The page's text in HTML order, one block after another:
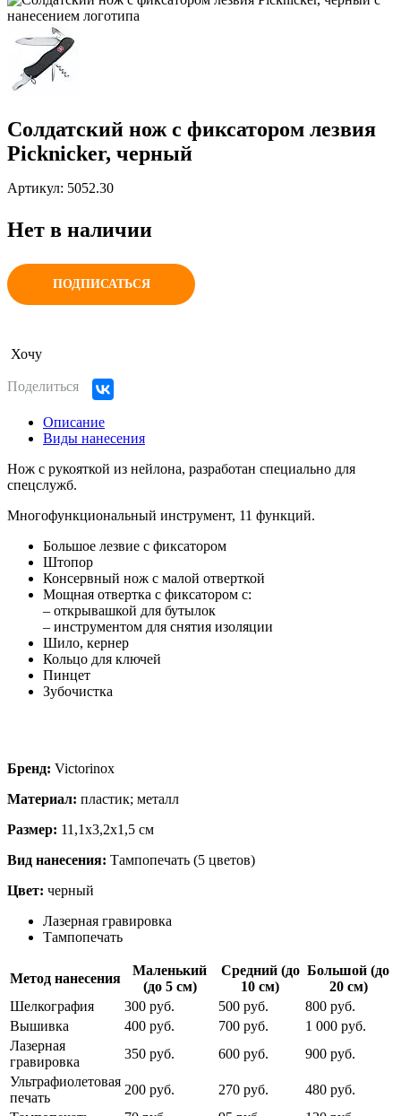
Солдатский нож с фиксатором лезвия
Picknicker, черный
Артикул: 5052.30
Нет в наличии
ПОДПИСАТЬСЯ
Хочу
Поделиться
Описание
Виды нанесения
Нож с рукояткой из нейлона, разработан специально для
спецслужб.
Многофункциональный инструмент, 11 функций.
Большое лезвие с фиксатором
Штопор
Консервный нож с малой отверткой
Мощная отвертка с фиксатором с:
– открывашкой для бутылок
– инструментом для снятия изоляции
Шило, кернер
Кольцо для ключей
Пинцет
Зубочистка
Бренд: Victorinox
Материал: пластик; металл
Размер: 11,1х3,2х1,5 см
Вид нанесения: Тампопечать (5 цветов)
Цвет: черный
Лазерная гравировка
Тампопечать
Метод нанесения
Маленький
(до 5 см)
Средний (до
10 см)
Большой (до
20 см)
Шелкография
300 руб. 500 руб.
800 руб.
Вышивка
400 руб. 700 руб.
1 000 руб.
Лазерная
гравировка
350 руб. 600 руб.
900 руб.
Ультрафиолетовая
печать
200 руб. 270 руб.
480 руб.